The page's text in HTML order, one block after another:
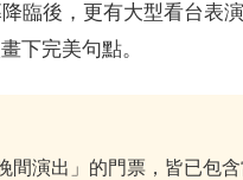
臨後，更有大型看台表
下完美句點。
間演出」的門票，皆已包